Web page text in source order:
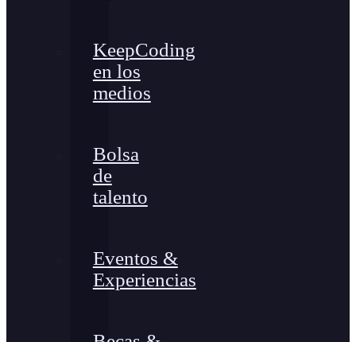
KeepCoding
en los
medios
Bolsa
de
talento
Eventos &
Experiencias